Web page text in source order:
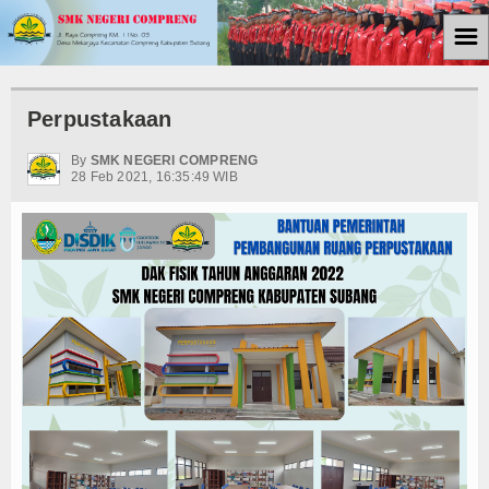
Home
Berita
Kemiskinan
Tutorial
Ekonomi
Politik
Ham
Internasional
Teknologi
☰
Perpustakaan
By SMK NEGERI COMPRENG
28 Feb 2021, 16:35:49 WIB